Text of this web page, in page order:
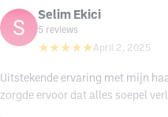
Selim Ekici
5 reviews
★★★★★April 2, 2025
Uitstekende ervaring met mijn
zorgde ervoor dat alles soepel